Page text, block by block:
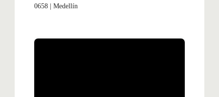
0658 | Medellín